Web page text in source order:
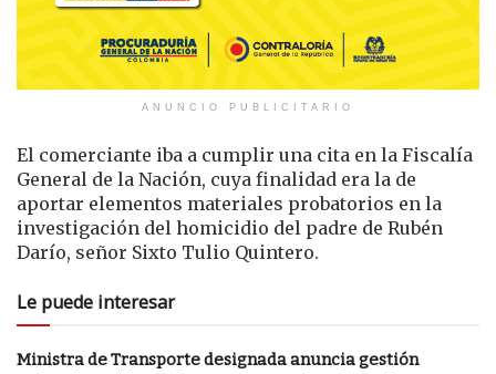
ANUNCIO PUBLICITARIO
El comerciante iba a cumplir una cita en la Fiscalía
General de la Nación, cuya finalidad era la de
aportar elementos materiales probatorios en la
investigación del homicidio del padre de Rubén
Darío, señor Sixto Tulio Quintero.
Le puede interesar
Ministra de Transporte designada anuncia gestión